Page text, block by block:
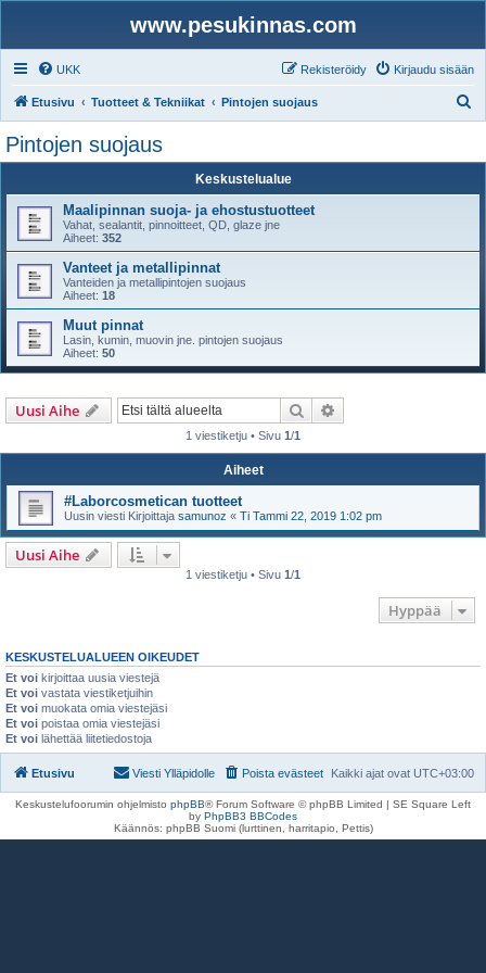
www.pesukinnas.com
UKK Kirjaudu sisään
Rekisteröidy
Etusivu Tuotteet & Tekniikat Pintojen suojaus
Pintojen suojaus
Keskustelualue
Maalipinnan suoja- ja ehostustuotteet
Vahat, sealantit, pinnoitteet, QD, glaze jne
Aiheet: 352
Vanteet ja metallipinnat
Vanteiden ja metallipintojen suojaus
Aiheet: 18
Muut pinnat
Lasin, kumin, muovin jne. pintojen suojaus
Aiheet: 50
Uusi Aihe Etsi
1 viestiketju • Sivu 1/1
Aiheet
#Laborcosmetican tuotteet
Uusin viesti Kirjoittaja samunoz « Ti Tammi 22, 2019 1:02 pm
Uusi Aihe
1 viestiketju • Sivu 1/1
Hyppää
KESKUSTELUALUEEN OIKEUDET
Et voi kirjoittaa uusia viestejä
Et voi vastata viestiketjuihin
Et voi muokata omia viestejäsi
Et voi poistaa omia viestejäsi
Et voi lähettää liitetiedostoja
Etusivu Kaikki ajat ovat UTC+03:00
Poista evästeet
Viesti Ylläpidolle
Keskustelufoorumin ohjelmisto phpBB® Forum Software © phpBB Limited | SE Square Left
by PhpBB3 BBCodes
Käännös: phpBB Suomi (lurttinen, harritapio, Pettis)